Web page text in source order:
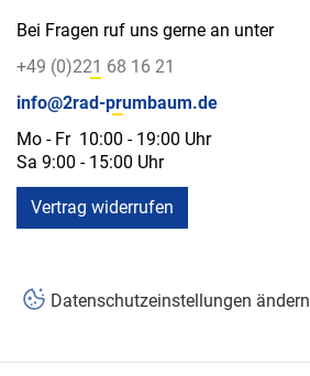
Bei Fragen ruf uns gerne an unter
+49 (0)221 68 16 21
info@2rad-prumbaum.de
Mo - Fr 10:00 - 19:00 Uhr
Sa 9:00 - 15:00 Uhr
Vertrag widerrufen
Datenschutzeinstellungen ändern